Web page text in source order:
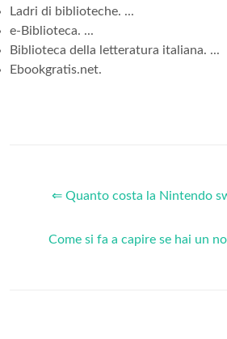
Ladri di biblioteche. ...
e-Biblioteca. ...
Biblioteca della letteratura italiana. ...
Ebookgratis.net.
⇐ Quanto costa la Nintendo
Come si fa a capire se hai un